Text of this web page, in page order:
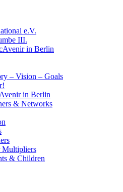
e.V.
III.
in Berlin
– Vision – Goals
in Berlin
& Networks
Multipliers
& Children